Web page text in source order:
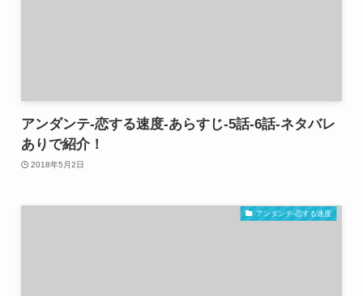
アンダンテ-恋する速度-あらすじ-5話-6話-ネタバレ
ありで紹介！
2018年5月2日
アンダンテ-恋する速度